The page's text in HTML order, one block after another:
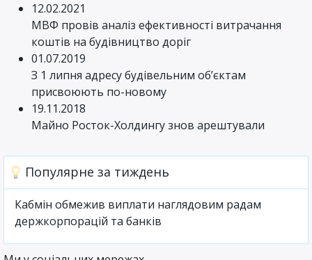
12.02.2021
МВФ провів аналіз ефективності витрачання
коштів на будівництво доріг
01.07.2019
З 1 липня адресу будівельним об’єктам
присвоюють по-новому
19.11.2018
Майно Росток-Холдингу знов арештували
Популярне за тиждень
Кабмін обмежив виплати наглядовим радам
держкорпорацій та банків